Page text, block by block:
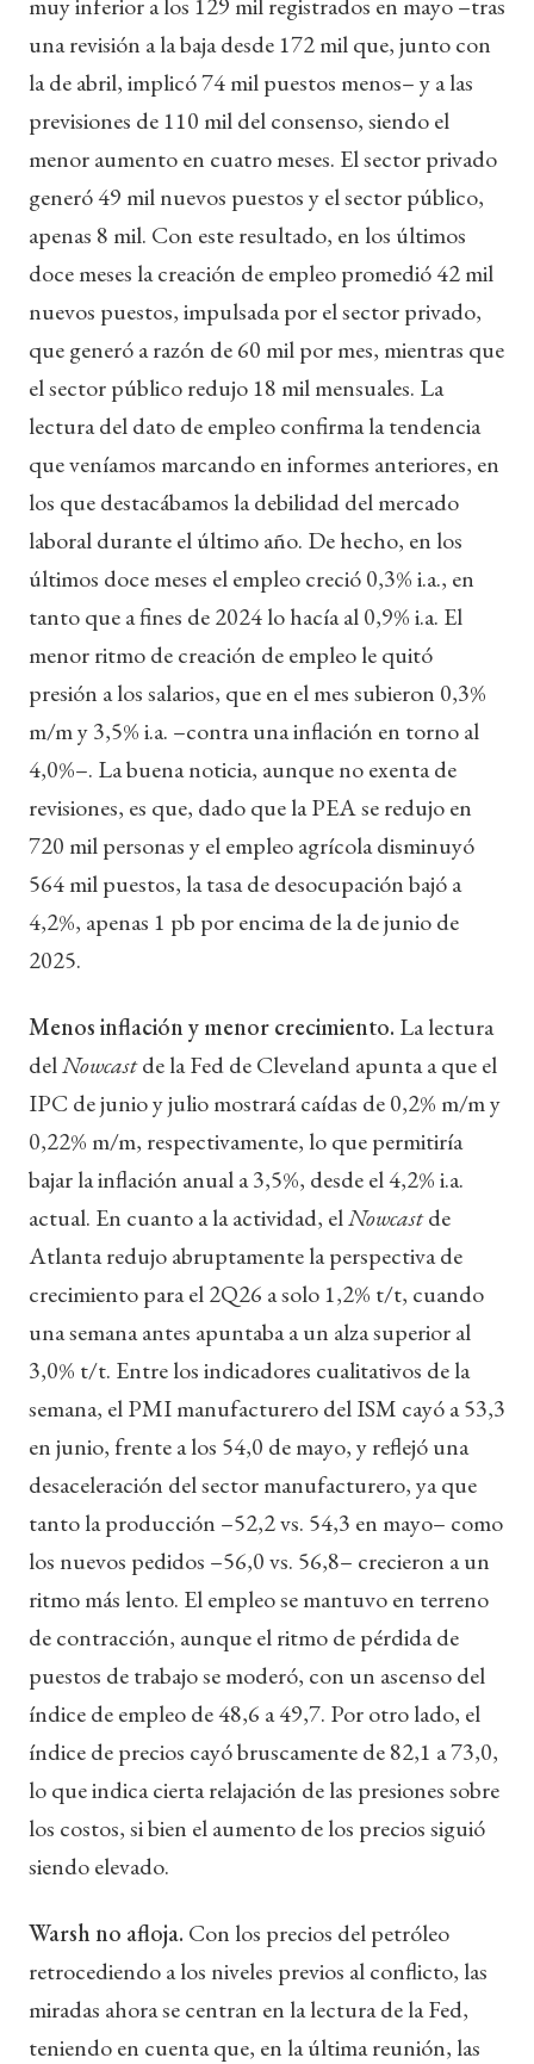
una revisión a la baja desde 172 mil que, junto con
la de abril, implicó 74 mil puestos menos– y a las
previsiones de 110 mil del consenso, siendo el
menor aumento en cuatro meses. El sector privado
generó 49 mil nuevos puestos y el sector público,
apenas 8 mil. Con este resultado, en los últimos
doce meses la creación de empleo promedió 42 mil
nuevos puestos, impulsada por el sector privado,
que generó a razón de 60 mil por mes, mientras que
el sector público redujo 18 mil mensuales. La
lectura del dato de empleo confirma la tendencia
que veníamos marcando en informes anteriores, en
los que destacábamos la debilidad del mercado
laboral durante el último año. De hecho, en los
últimos doce meses el empleo creció 0,3% i.a., en
tanto que a fines de 2024 lo hacía al 0,9% i.a. El
menor ritmo de creación de empleo le quitó
presión a los salarios, que en el mes subieron 0,3%
m/m y 3,5% i.a. –contra una inflación en torno al
4,0%–. La buena noticia, aunque no exenta de
revisiones, es que, dado que la PEA se redujo en
720 mil personas y el empleo agrícola disminuyó
564 mil puestos, la tasa de desocupación bajó a
4,2%, apenas 1 pb por encima de la de junio de
2025.
Menos inflación y menor crecimiento. La lectura
delNowcastde la Fed de Cleveland apunta a que el
IPC de junio y julio mostrará caídas de 0,2% m/m y
0,22% m/m, respectivamente, lo que permitiría
bajar la inflación anual a 3,5%, desde el 4,2% i.a.
actual. En cuanto a la actividad, elNowcastde
Atlanta redujo abruptamente la perspectiva de
crecimiento para el 2Q26 a solo 1,2% t/t, cuando
una semana antes apuntaba a un alza superior al
3,0% t/t. Entre los indicadores cualitativos de la
semana, el PMI manufacturero del ISM cayó a 53,3
en junio, frente a los 54,0 de mayo, y reflejó una
desaceleración del sector manufacturero, ya que
tanto la producción –52,2 vs. 54,3 en mayo– como
los nuevos pedidos –56,0 vs. 56,8– crecieron a un
ritmo más lento. El empleo se mantuvo en terreno
de contracción, aunque el ritmo de pérdida de
puestos de trabajo se moderó, con un ascenso del
índice de empleo de 48,6 a 49,7. Por otro lado, el
índice de precios cayó bruscamente de 82,1 a 73,0,
lo que indica cierta relajación de las presiones sobre
los costos, si bien el aumento de los precios siguió
siendo elevado.
Warsh no afloja. Con los precios del petróleo
retrocediendo a los niveles previos al conflicto, las
miradas ahora se centran en la lectura de la Fed,
teniendo en cuenta que, en la última reunión, las